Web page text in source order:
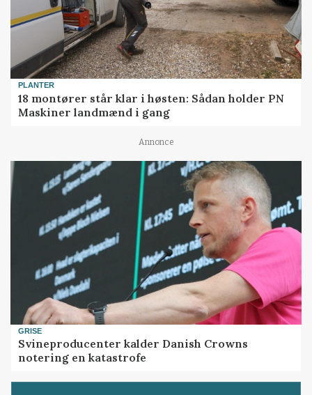
PLANTER
18 montører står klar i høsten: Sådan holder PN
Maskiner landmænd i gang
Annonce
GRISE
Svineproducenter kalder Danish Crowns
notering en katastrofe